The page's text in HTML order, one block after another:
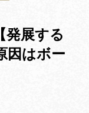
発展する
因はボー